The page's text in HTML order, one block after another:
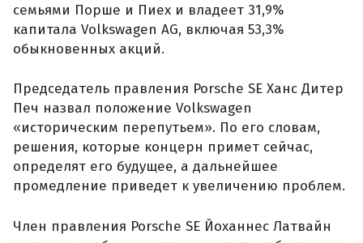
семьями Порше и Пиех и владеет 31,9%
капитала Volkswagen AG, включая 53,3%
обыкновенных акций.
Председатель правления Porsche SE Ханс Дитер
Печ назвал положение Volkswagen
«историческим перепутьем». По его словам,
решения, которые концерн примет сейчас,
определят его будущее, а дальнейшее
промедление приведет к увеличению проблем.
Член правления Porsche SE Йоханнес Латвайн